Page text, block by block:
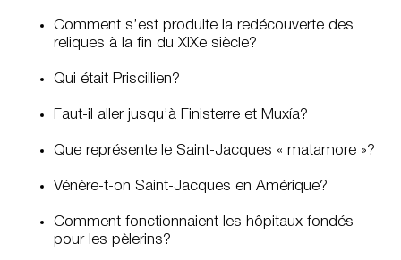
Comment s’est produite la redécouverte des
reliques à la fin du XIXe siècle?
Qui était Priscillien?
Faut-il aller jusqu’à Finisterre et Muxía?
Que représente le Saint-Jacques « matamore »?
Vénère-t-on Saint-Jacques en Amérique?
Comment fonctionnaient les hôpitaux fondés
pour les pèlerins?